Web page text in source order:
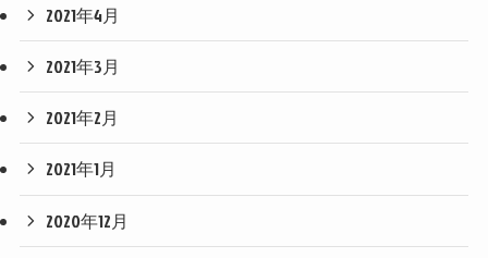
2021年4月
2021年3月
2021年2月
2021年1月
2020年12月